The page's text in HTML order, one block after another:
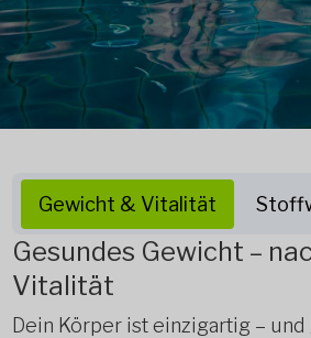
Gewicht & Vitalität
Gesundes Gewicht –
Vitalität
Dein Körper ist einzigartig – und